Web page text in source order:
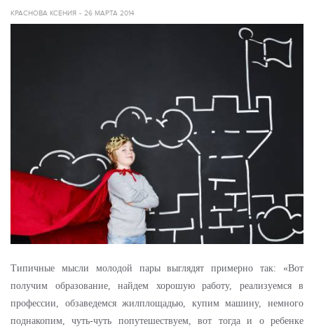
КРАСНОВА КСЕНИЯ 26 МАРТА 2014
Типичные мысли молодой пары выглядят примерно так: «Вот
получим образование, найдем хорошую работу, реализуемся в
профессии, обзаведемся жилплощадью, купим машину, немного
поднакопим, чуть-чуть попутешествуем, вот тогда и о ребенке